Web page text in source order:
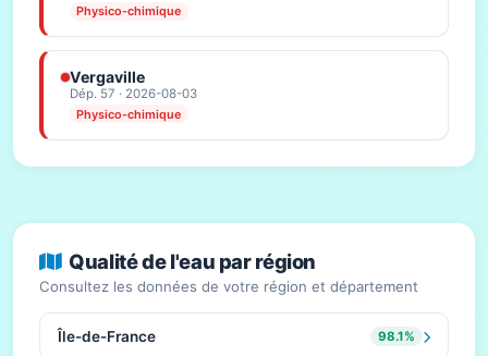
Physico-chimique
Vergaville
Dép. 57 · 2026-08-03
Physico-chimique
Qualité de l'eau par région
Consultez les données de votre région et département
Île-de-France 98.1%